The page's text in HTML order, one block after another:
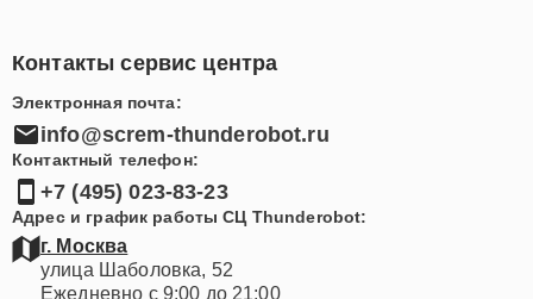
Контакты сервис центра
Электронная почта:
info@screm-thunderobot.ru
Контактный телефон:
+7 (495) 023-83-23
Адрес и график работы СЦ Thunderobot:
г. Москва
улица Шаболовка, 52
Ежедневно с 9:00 до 21:00